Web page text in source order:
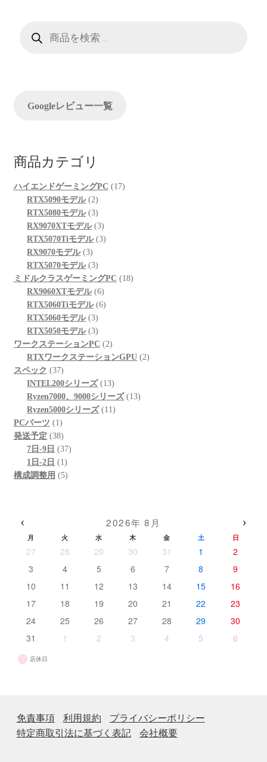
シ
Googleレビュー一覧
商品カテゴリ
ハイエンドゲーミングPC 1717
RTX5090モデル 22
個
の
商
RTX5080モデル 33
個
の
品
RX9070XTモデル 33
個
品
RTX5070Tiモデル 33
商
品
RX9070モデル 33
個
の
商
品
RTX5070モデル 33
個
の
商
品
ミドルクラスゲーミングPC 1818
RX9060XTモデル 66
個
品
RTX5060Tiモデル 66
商
品
RTX5060モデル 33
個
の
商
RTX5050モデル 33
個
の
品
ワークステーションPC 22
個
商
品
RTXワークステーションGPU 22
スペック 3737
個
の
商
品
INTEL200シリーズ 1313
個
の
Ryzen7000、9000シリーズ 1313
Ryzen5000シリーズ 1111
PCパーツ 11
個
の
商
品
発送予定 3838
個
の
商
7日-9日 3737
1日-2日 11
個
構成調整用 55
‹ 2026年 8月 ›
月 火 水 木 金 土 日
27 28 29 30 31 1
2
3
4 5 6 7 8
9
10
11 12 13 14 15
16
17
18 19 20 21 22
23
24
25 26 27 28 29
30
31
1 2 3 4 5 6
店休日
免責事項 利用規約
プライバシーポリシー
特定商取引法に基づく表記
会社概要